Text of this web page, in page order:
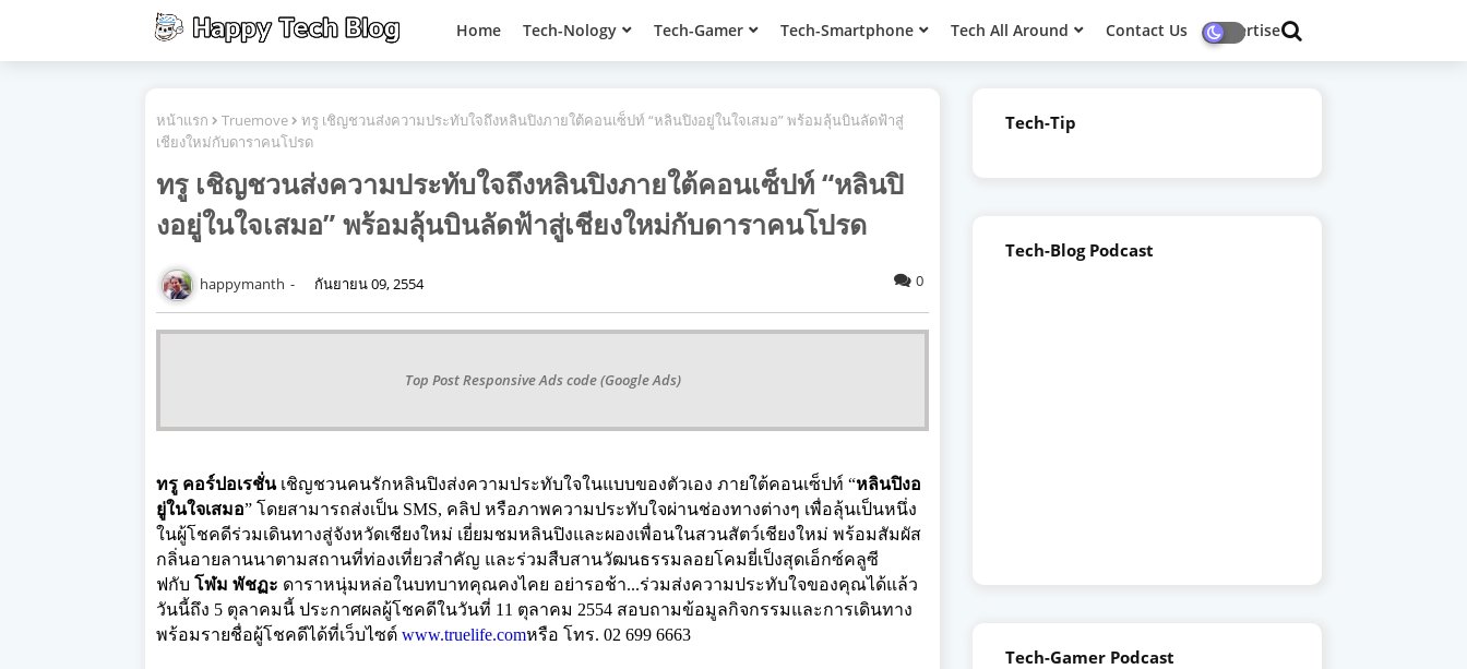
Home Tech-Nology Tech-Gamer Tech-Smartphone Tech All Around Contact Us Advertise
หน้าแรก Truemove
ทรู เชิญชวนส่งความประทับใจถึงหลินปิงภายใต้คอนเซ็ปท์ “หลินปิงอยู่ในใจเสมอ” พร้อมลุ้นบินลัดฟ้าสู่
เชียงใหม่กับดาราคนโปรด
ทรู เชิญชวนส่งความประทับใจถึงหลินปิงภายใต้คอนเซ็ปท์ “หลินปิ
งอยู่ในใจเสมอ” พร้อมลุ้นบินลัดฟ้าสู่เชียงใหม่กับดาราคนโปรด
happymanth กันยายน 09, 2554 0
Top Post Responsive Ads code (Google Ads)
ทรู คอร์ปอเรชั่น เชิญชวนคนรักหลินปิงส่งความประทับใจในแบบของตัวเอง ภายใต้คอนเซ็ปท์ “หลินปิงอ
ยู่ในใจเสมอ” โดยสามารถส่งเป็น SMS, คลิป หรือภาพความประทับใจผ่านช่องทางต่างๆ เพื่อลุ้นเป็นหนึ่ง
ในผู้โชคดีร่วมเดินทางสู่จังหวัดเชียงใหม่ เยี่ยมชมหลินปิงและผองเพื่อนในสวนสัตว์เชียงใหม่ พร้อมสัมผัส
กลิ่นอายลานนาตามสถานที่ท่องเที่ยวสำคัญ และร่วมสืบสานวัฒนธรรมลอยโคมยี่เป็งสุดเอ็กซ์คลูซี
ฟกับ โฬม พัชฏะ ดาราหนุ่มหล่อในบทบาทคุณคงไคย อย่ารอช้า...ร่วมส่งความประทับใจของคุณได้แล้ว
วันนี้ถึง 5 ตุลาคมนี้ ประกาศผลผู้โชคดีในวันที่ 11 ตุลาคม 2554 สอบถามข้อมูลกิจกรรมและการเดินทาง
พร้อมรายชื่อผู้โชคดีได้ที่เว็บไซต์ www.truelife.comหรือ โทร. 02 699 6663
Tech-Tip
Tech-Blog Podcast
Tech-Gamer Podcast